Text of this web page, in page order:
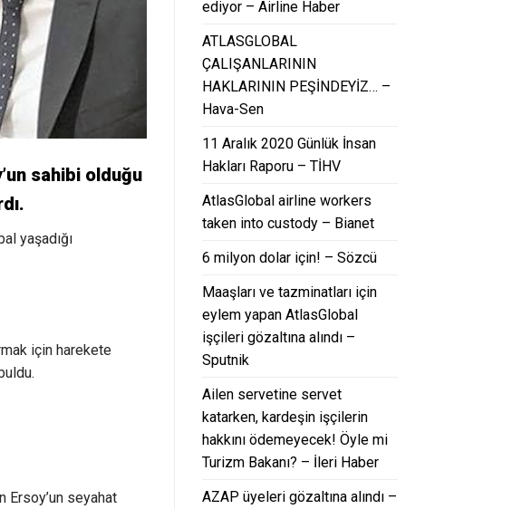
sahibi olduğu
yaşadığı
için harekete
Ersoy’un seyahat
ediyor – Airline Haber
ATLASGLOBAL
ÇALIŞANLARININ
HAKLARININ PEŞİNDEYİZ… –
Hava-Sen
11 Aralık 2020 Günlük İnsan
Hakları Raporu – TİHV
AtlasGlobal airline workers
taken into custody – Bianet
6 milyon dolar için! – Sözcü
Maaşları ve tazminatları için
eylem yapan AtlasGlobal
işçileri gözaltına alındı –
Sputnik
Ailen servetine servet
katarken, kardeşin işçilerin
hakkını ödemeyecek! Öyle mi
Turizm Bakanı? – İleri Haber
AZAP üyeleri gözaltına alındı –